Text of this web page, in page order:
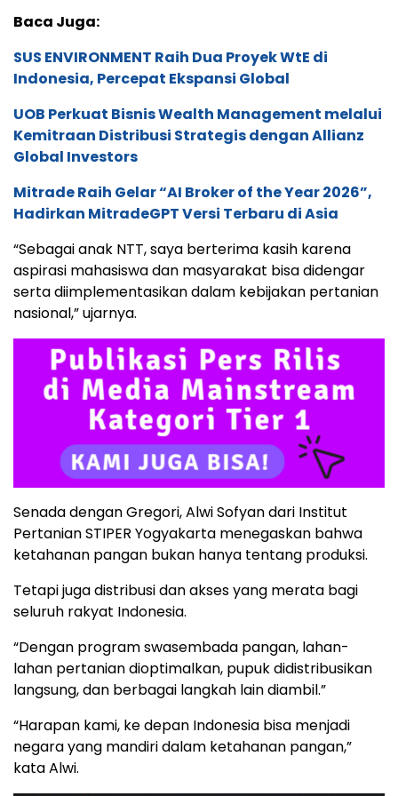
Baca Juga:
SUS ENVIRONMENT Raih Dua Proyek WtE di
Indonesia, Percepat Ekspansi Global
UOB Perkuat Bisnis Wealth Management melalui
Kemitraan Distribusi Strategis dengan Allianz
Global Investors
Mitrade Raih Gelar “AI Broker of the Year 2026”,
Hadirkan MitradeGPT Versi Terbaru di Asia
“Sebagai anak NTT, saya berterima kasih karena
aspirasi mahasiswa dan masyarakat bisa didengar
serta diimplementasikan dalam kebijakan pertanian
nasional,” ujarnya.
Senada dengan Gregori, Alwi Sofyan dari Institut
Pertanian STIPER Yogyakarta menegaskan bahwa
ketahanan pangan bukan hanya tentang produksi.
Tetapi juga distribusi dan akses yang merata bagi
seluruh rakyat Indonesia.
“Dengan program swasembada pangan, lahan-
lahan pertanian dioptimalkan, pupuk didistribusikan
langsung, dan berbagai langkah lain diambil.”
“Harapan kami, ke depan Indonesia bisa menjadi
negara yang mandiri dalam ketahanan pangan,”
kata Alwi.